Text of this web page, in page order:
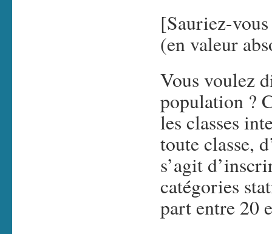
[Sauriez-
(en valeur
Vous voulez
population ?
les classes
toute classe,
s’agit
catégories
part entre 20